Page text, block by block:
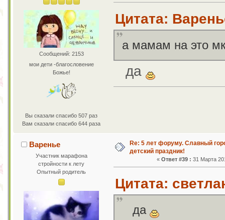
Сообщений: 2153
мои дети -благословение
Божье!
Вы сказали спасибо 507 раз
Вам сказали спасибо 644 раза
Цитата:
а мамам на это
да
Варенье
Участник марафона
стройности к лету
Опытный родитель
Re: 5 лет форуму. Славный
детский праздник!
« Ответ #39 : 31 Марта
Цитата:
да